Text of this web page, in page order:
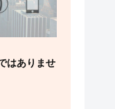
はありませ